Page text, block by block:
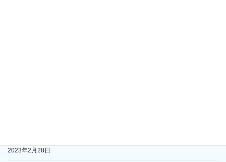
2023年2月28日